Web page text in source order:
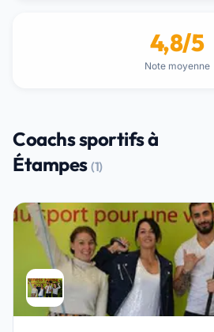
4,8/5
Note moyenne
Coachs sportifs à
Étampes(1)